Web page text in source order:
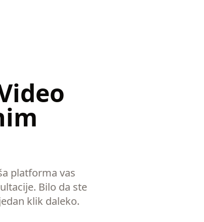
platforma vas
Bilo da ste
klik daleko.